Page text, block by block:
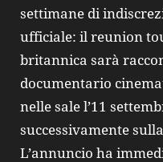
settimane di
ufficiale: il reunion
britannica sarà
documentario
nelle sale l’11
successivamente
L’annuncio ha